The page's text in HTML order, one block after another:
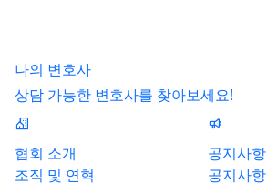
나의 변호사
상담 가능한 변호사를 찾아보세요!
협회 소개
조직 및 연혁
공지사항
공지사항